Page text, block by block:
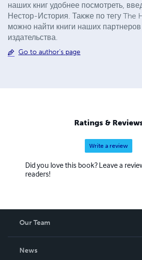
наших книг удобнее посмотреть,
Нестор-История. Также по тегу The
можно найти книги наших
издательства.
Go to author's page
Ratings &
Write a review
Did you love this book? Leave a
readers!
Our Team
News